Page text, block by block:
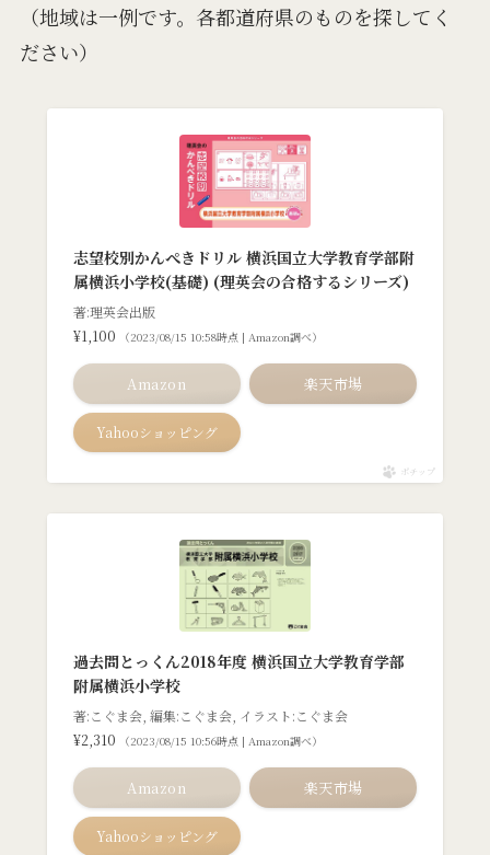
（地域は一例です。各都道府県のものを探してく
ださい）
志望校別かんぺきドリル 横浜国立大学教育学部附
属横浜小学校(基礎) (理英会の合格するシリーズ)
著:理英会出版
¥1,100
（2023/08/15 10:58時点 | Amazon調べ）
Amazon 楽天市場
Yahooショッピング
ポチップ
過去問とっくん2018年度 横浜国立大学教育学部
附属横浜小学校
著:こぐま会, 編集:こぐま会, イラスト:こぐま会
¥2,310
（2023/08/15 10:56時点 | Amazon調べ）
Amazon 楽天市場
Yahooショッピング